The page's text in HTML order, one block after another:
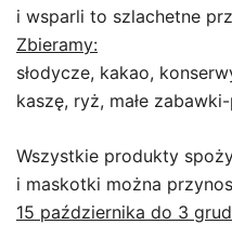
i wsparli to szlachetne
Zbieramy:
słodycze, kakao,
kaszę, ryż, małe
Wszystkie produkty
i maskotki można
15 października do 3